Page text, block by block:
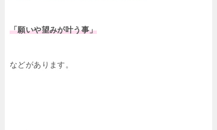
「願いや望みが叶う事」
などがあります。